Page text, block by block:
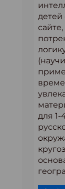
детей
для 1-